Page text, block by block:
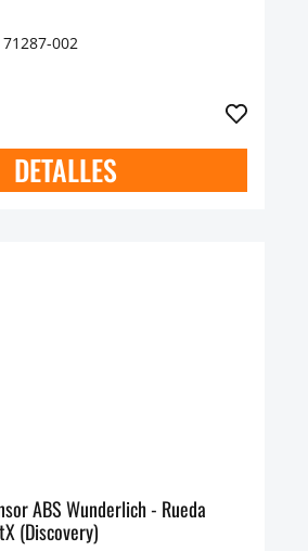
002
DETALLES
ABS Wunderlich - Rueda
(Discovery)